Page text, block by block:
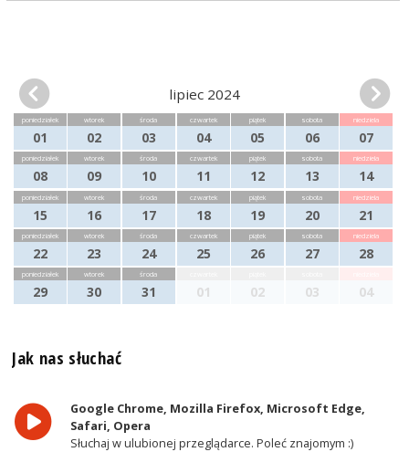
lipiec 2024
poniedziałek
01
wtorek
02
środa
03
czwartek
04
piątek
05
sobota
06
niedziela
07
poniedziałek
08
wtorek
09
środa
10
czwartek
11
piątek
12
sobota
13
niedziela
14
poniedziałek
15
wtorek
16
środa
17
czwartek
18
piątek
19
sobota
20
niedziela
21
poniedziałek
22
wtorek
23
środa
24
czwartek
25
piątek
26
sobota
27
niedziela
28
poniedziałek
29
wtorek
30
środa
31 01 02 03 04
Jak nas słuchać
Google Chrome, Mozilla Firefox, Microsoft Edge,
Safari, Opera
Słuchaj w ulubionej przeglądarce. Poleć znajomym :)